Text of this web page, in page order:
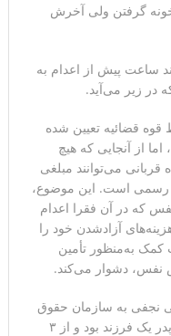
خونه گرفتن ولی آخرش
ساعت پیش از اعدام به
در زیر می‌آید.
که در سال ۱۴۰۳ توسط قوه قضائیه تعیین شده
از آنجایی که هیچ
قربانی می‌توانند مبلغی
رسمی است. این موضوع،
که در آن فقرا اعدام
آزادشدن خود را
کمک به‌منظور تأمین
نفس، دشوار می‌کند.
نجفی به سازمان حقوق
بشر ایران گفت: «او اهل شاهین شهر و پدر یک فرزند بود و از ۳